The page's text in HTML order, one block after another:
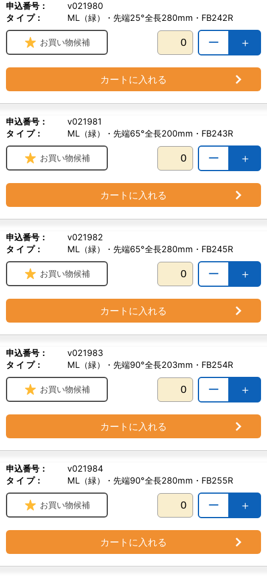
申込番号：
v021980
タ イ プ：
ML（緑）・先端25°全長280mm・FB242R
＋
ー
お買い物候補
カートに入れる
申込番号：
v021981
タ イ プ：
ML（緑）・先端65°全長200mm・FB243R
＋
ー
お買い物候補
カートに入れる
申込番号：
v021982
タ イ プ：
ML（緑）・先端65°全長280mm・FB245R
＋
ー
お買い物候補
カートに入れる
申込番号：
v021983
タ イ プ：
ML（緑）・先端90°全長203mm・FB254R
＋
ー
お買い物候補
カートに入れる
申込番号：
v021984
タ イ プ：
ML（緑）・先端90°全長280mm・FB255R
＋
ー
お買い物候補
カートに入れる